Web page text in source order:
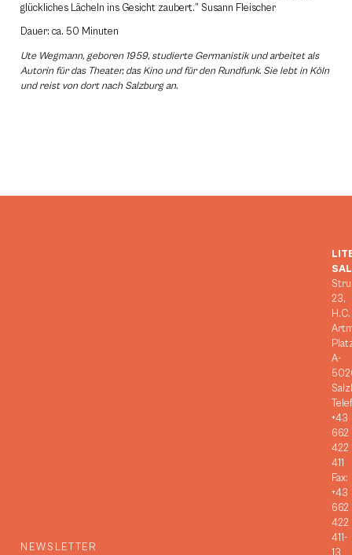
glückliches Lächeln ins Gesicht zaubert.” Susann Fleischer
Dauer: ca. 50 Minuten
Ute Wegmann, geboren 1959, studierte Germanistik und arbeitet als
Autorin für das Theater, das Kino und für den Rundfunk. Sie lebt in Köln
und reist von dort nach Salzburg an.
NEWSLETTER
23,
H.C.
A-
+43
662
422
411
Fax:
+43
662
422
411-